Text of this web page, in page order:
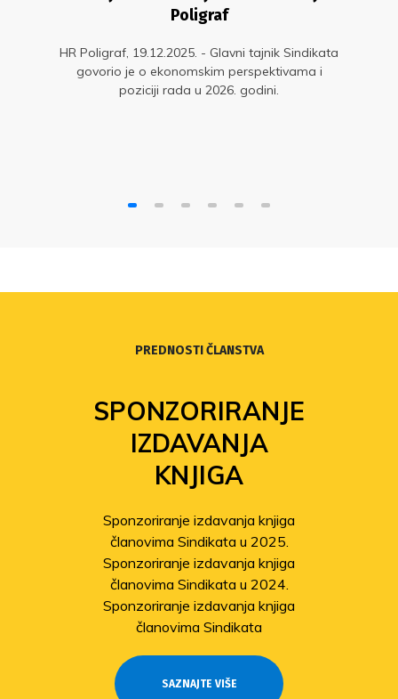
Poligraf
HR Poligraf, 19.12.2025. - Glavni tajnik Sindikata
govorio je o ekonomskim perspektivama i
poziciji rada u 2026. godini.
PREDNOSTI ČLANSTVA
SPONZORIRANJE
IZDAVANJA
KNJIGA
Sponzoriranje izdavanja knjiga
članovima Sindikata u 2025.
Sponzoriranje izdavanja knjiga
članovima Sindikata u 2024.
Sponzoriranje izdavanja knjiga
članovima Sindikata
SAZNAJTE VIŠE